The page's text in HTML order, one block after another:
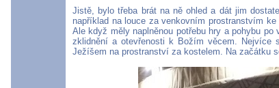
Jistě, bylo třeba brát na ně ohled a dát jim
například na louce za venkovním prostranstvím
Ale když měly naplněnou potřebu hry a pohybu
zklidnění a otevřenosti k Božím věcem. Nejvíce
Ježíšem na prostranství za kostelem. Na začátku